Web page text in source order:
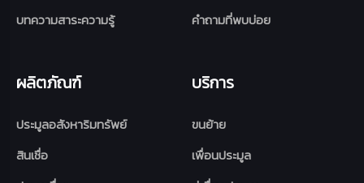
บทความสาระความรู้
คำถามที่พบบ่อย
ผลิตภัณฑ์
ประมูลอสังหาริมทรัพย์
สินเชื่อ
บริการ
ขนย้าย
เพื่อนประมูล